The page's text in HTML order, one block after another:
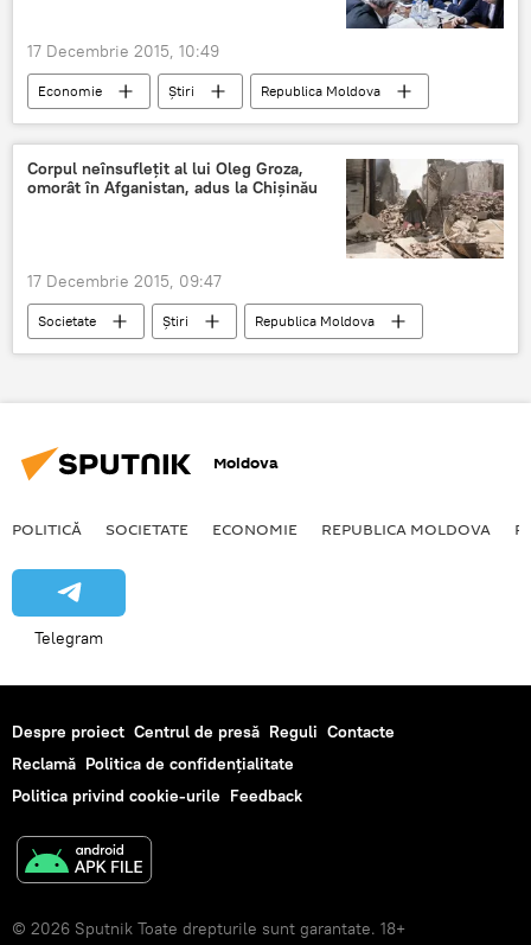
17 Decembrie 2015, 10:49
Economie Știri
Republica Moldova
Stagnare
Expert-Grup Prognoze
Corpul neînsufleţit al lui Oleg Groza,
omorât în Afganistan, adus la Chişinău
17 Decembrie 2015, 09:47
Societate Știri
Republica Moldova
Afganistan
Moldovean
Pilot
Moldova
POLITICĂ SOCIETATE ECONOMIE REPUBLICA MOLDOVA
Telegram
Despre proiect Centrul de presă Reguli Contacte
Reclamă Politica de confidențialitate
Politica privind cookie-urile Feedback
© 2026 Sputnik Toate drepturile sunt garantate. 18+